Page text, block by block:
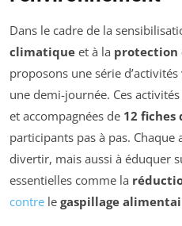
Dans le cadre de la
climatique et à la protection
proposons une série
une demi-journée. Ces
et accompagnées de 12 fiches
participants pas à pas.
divertir, mais aussi à éduquer
essentielles comme la
contre le gaspillage